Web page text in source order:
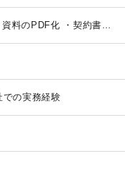
資料のPDF化 ・契約書作
での実務経験